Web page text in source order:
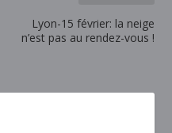
Lyon-15 février: la neige
n’est pas au rendez-vous !